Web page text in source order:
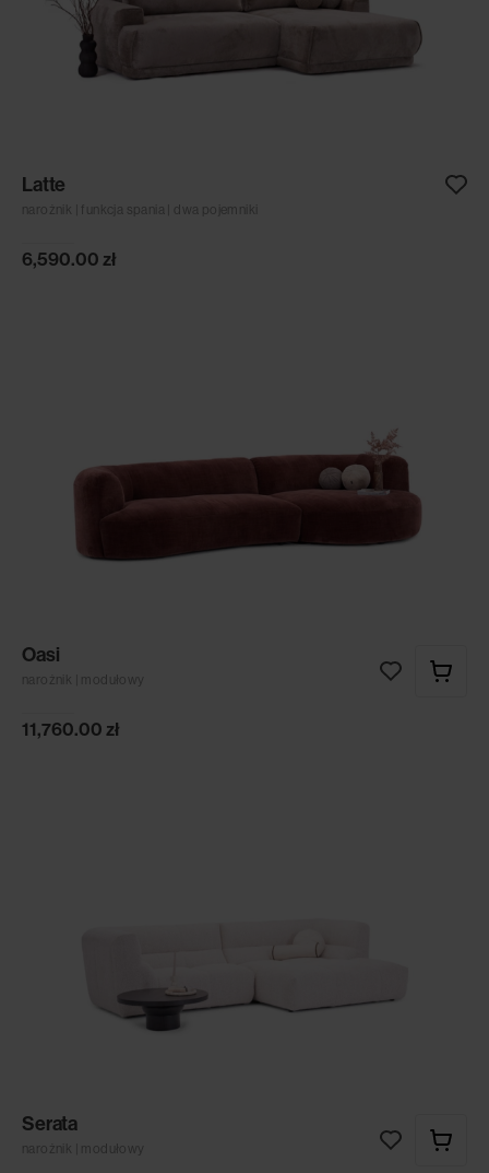
Latte
narożnik | funkcja spania | dwa pojemniki
6,590.00 zł
Oasi
narożnik | modułowy
11,760.00 zł
Serata
narożnik | modułowy